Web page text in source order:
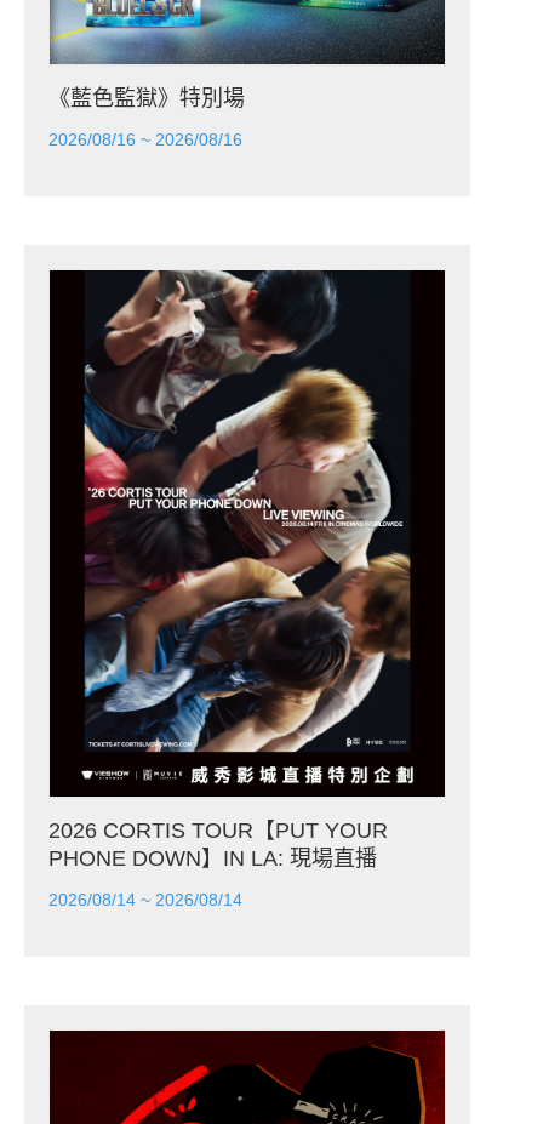
《藍色監獄》特別場
2026/08/16 ~ 2026/08/16
2026 CORTIS TOUR【PUT YOUR
PHONE DOWN】IN LA: 現場直播
2026/08/14 ~ 2026/08/14